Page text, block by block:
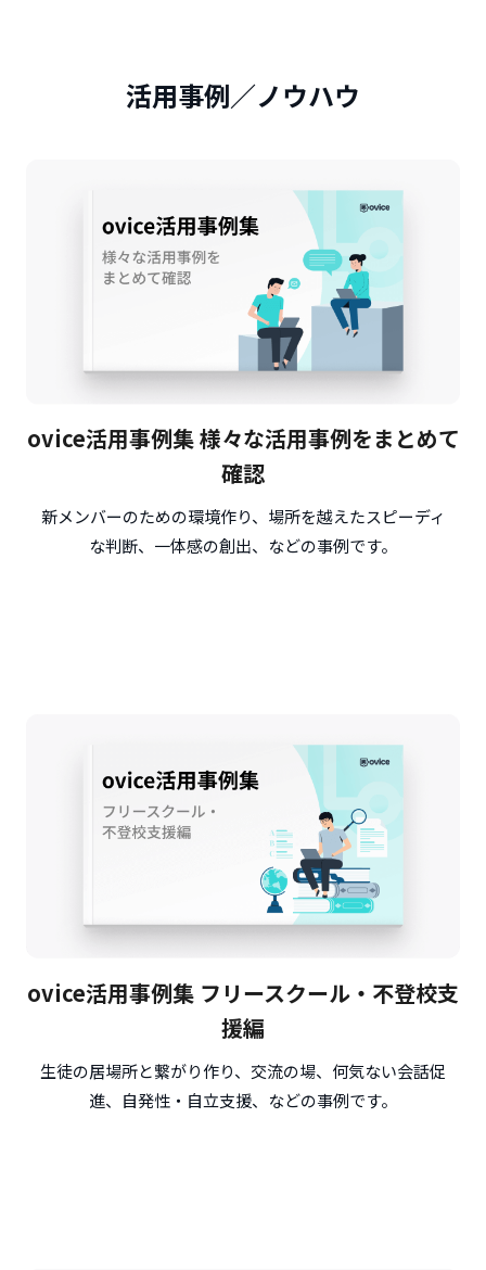
活用事例／ノウハウ
ovice活用事例集 様々な活用事例をまとめて
確認
新メンバーのための環境作り、場所を越えたスピーディ
な判断、一体感の創出、などの事例です。
ovice活用事例集 フリースクール・不登校支
援編
生徒の居場所と繋がり作り、交流の場、何気ない会話促
進、自発性・自立支援、などの事例です。